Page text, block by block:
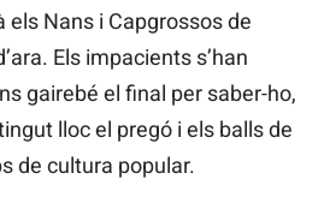
els Nans i Capgrossos de
Els impacients s’han
gairebé el final per saber-ho,
lloc el pregó i els balls de
de cultura popular.